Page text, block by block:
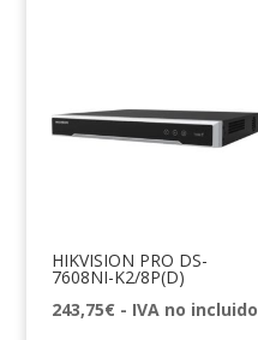
HIKVISION PRO DS-
7608NI-K2/8P(D)
243,75€ - IVA no incluido